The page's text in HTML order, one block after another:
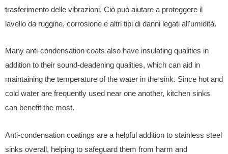
trasferimento delle vibrazioni. Ciò può aiutare a proteggere il
lavello da ruggine, corrosione e altri tipi di danni legati all'umidità.
Many anti-condensation coats also have insulating qualities in
addition to their sound-deadening qualities, which can aid in
maintaining the temperature of the water in the sink. Since hot and
cold water are frequently used near one another, kitchen sinks
can benefit the most.
Anti-condensation coatings are a helpful addition to stainless steel
sinks overall, helping to safeguard them from harm and